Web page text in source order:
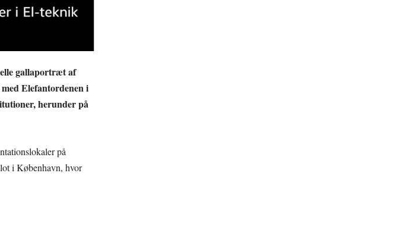
gallaportræt af
Elefantordenen i
herunder på
på
i København, hvor